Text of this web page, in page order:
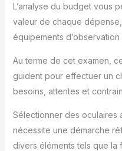
L’analyse du budget vous
valeur de chaque
équipements
Au terme de cet examen,
guident pour effectuer un
besoins, attentes et
Sélectionner des oculaires
nécessite une démarche
divers éléments tels que la